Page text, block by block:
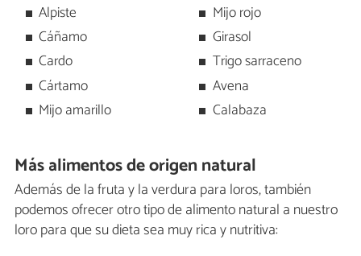
Alpiste
Cáñamo
Cardo
Cártamo
Mijo amarillo
Mijo rojo
Girasol
Trigo sarraceno
Avena
Calabaza
Más alimentos de origen natural
Además de la fruta y la verdura para loros, también
podemos ofrecer otro tipo de alimento natural a nuestro
loro para que su dieta sea muy rica y nutritiva: